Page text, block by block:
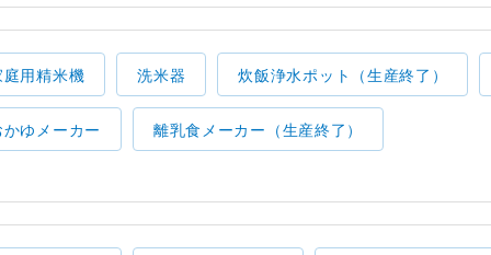
庭用精米機 洗米器 炊飯浄水ポット（生産終了）
かゆメーカー 離乳食メーカー（生産終了）